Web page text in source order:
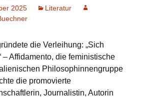
2025
Literatur
die Verleihung: „Sich
– Affidamento, die feministische
Philosophinnengruppe
die promovierte
Journalistin, Autorin